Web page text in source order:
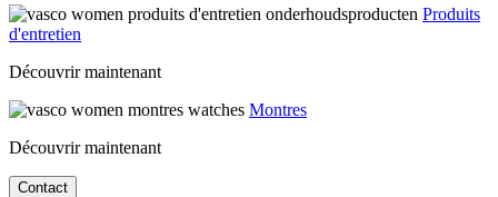
Produits
d'entretien
Découvrir maintenant
Montres
Découvrir maintenant
Contact